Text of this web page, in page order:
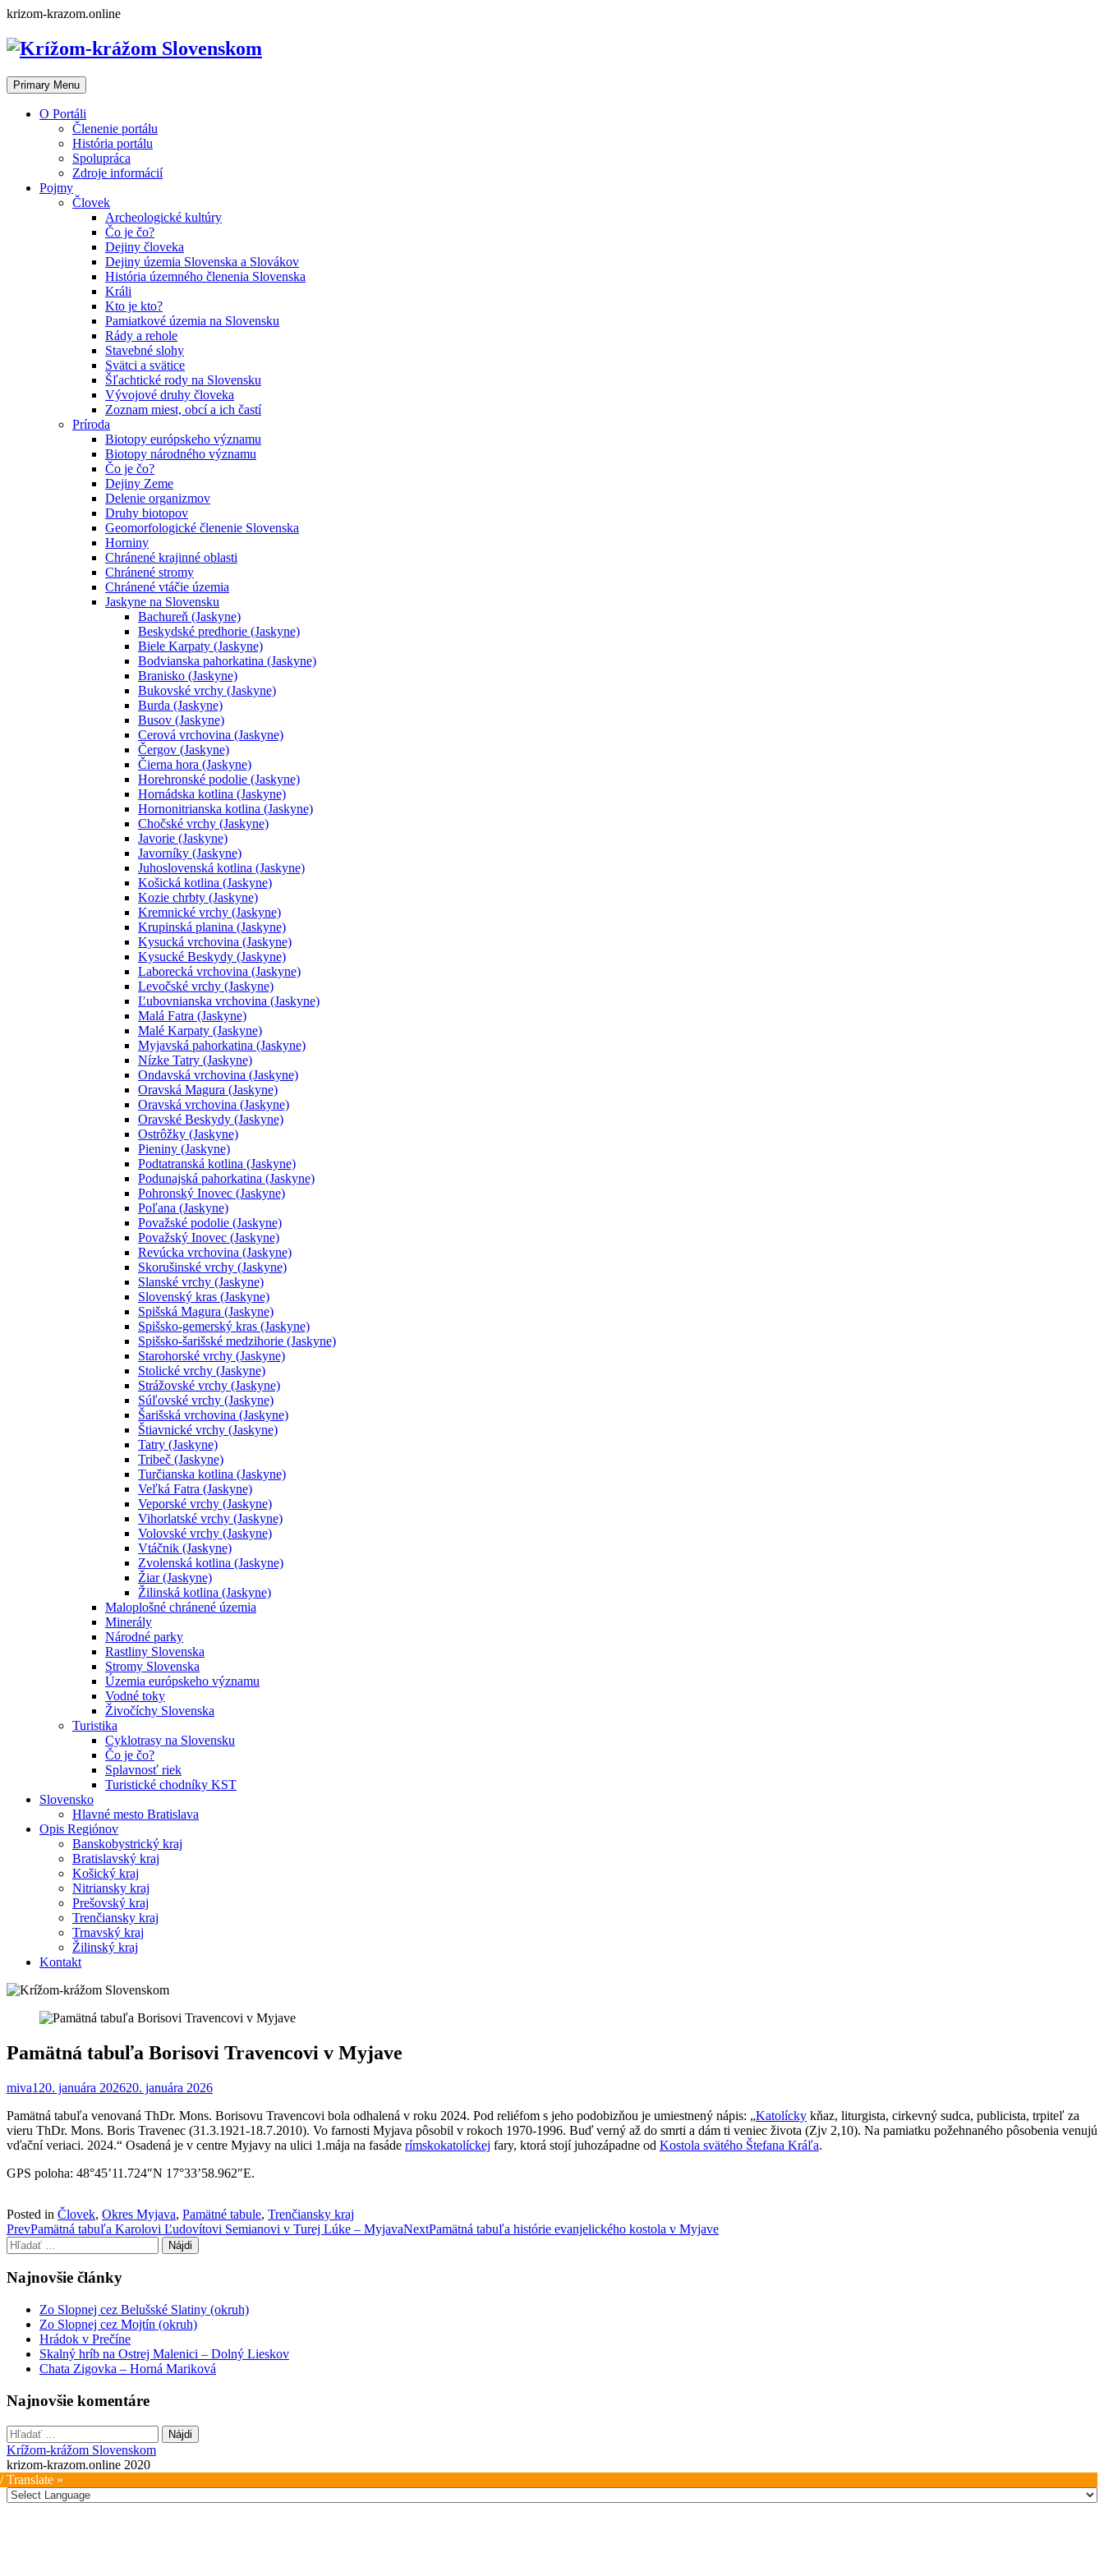
Skip
content
krizom-krazom.online
Primary Menu
O Portáli
Členenie portálu
História portálu
Spolupráca
Zdroje informácií
Pojmy
Človek
Archeologické kultúry
Čo je čo?
Dejiny človeka
Dejiny územia Slovenska a Slovákov
História územného členenia Slovenska
Králi
Kto je kto?
Pamiatkové územia na Slovensku
Rády a rehole
Stavebné slohy
Svätci a svätice
Šľachtické rody na Slovensku
Vývojové druhy človeka
Zoznam miest, obcí a ich častí
Príroda
Biotopy európskeho významu
Biotopy národného významu
Čo je čo?
Dejiny Zeme
Delenie organizmov
Druhy biotopov
Geomorfologické členenie Slovenska
Horniny
Chránené krajinné oblasti
Chránené stromy
Chránené vtáčie územia
Jaskyne na Slovensku
Bachureň (Jaskyne)
Beskydské predhorie (Jaskyne)
Biele Karpaty (Jaskyne)
Bodvianska pahorkatina (Jaskyne)
Branisko (Jaskyne)
Bukovské vrchy (Jaskyne)
Burda (Jaskyne)
Busov (Jaskyne)
Cerová vrchovina (Jaskyne)
Čergov (Jaskyne)
Čierna hora (Jaskyne)
Horehronské podolie (Jaskyne)
Hornádska kotlina (Jaskyne)
Hornonitrianska kotlina (Jaskyne)
Chočské vrchy (Jaskyne)
Javorie (Jaskyne)
Javorníky (Jaskyne)
Juhoslovenská kotlina (Jaskyne)
Košická kotlina (Jaskyne)
Kozie chrbty (Jaskyne)
Kremnické vrchy (Jaskyne)
Krupinská planina (Jaskyne)
Kysucká vrchovina (Jaskyne)
Kysucké Beskydy (Jaskyne)
Laborecká vrchovina (Jaskyne)
Levočské vrchy (Jaskyne)
Ľubovnianska vrchovina (Jaskyne)
Malá Fatra (Jaskyne)
Malé Karpaty (Jaskyne)
Myjavská pahorkatina (Jaskyne)
Nízke Tatry (Jaskyne)
Ondavská vrchovina (Jaskyne)
Oravská Magura (Jaskyne)
Oravská vrchovina (Jaskyne)
Oravské Beskydy (Jaskyne)
Ostrôžky (Jaskyne)
Pieniny (Jaskyne)
Podtatranská kotlina (Jaskyne)
Podunajská pahorkatina (Jaskyne)
Pohronský Inovec (Jaskyne)
Poľana (Jaskyne)
Považské podolie (Jaskyne)
Považský Inovec (Jaskyne)
Revúcka vrchovina (Jaskyne)
Skorušinské vrchy (Jaskyne)
Slanské vrchy (Jaskyne)
Slovenský kras (Jaskyne)
Spišská Magura (Jaskyne)
Spišsko-gemerský kras (Jaskyne)
Spišsko-šarišské medzihorie (Jaskyne)
Starohorské vrchy (Jaskyne)
Stolické vrchy (Jaskyne)
Strážovské vrchy (Jaskyne)
Súľovské vrchy (Jaskyne)
Šarišská vrchovina (Jaskyne)
Štiavnické vrchy (Jaskyne)
Tatry (Jaskyne)
Tribeč (Jaskyne)
Turčianska kotlina (Jaskyne)
Veľká Fatra (Jaskyne)
Veporské vrchy (Jaskyne)
Vihorlatské vrchy (Jaskyne)
Volovské vrchy (Jaskyne)
Vtáčnik (Jaskyne)
Zvolenská kotlina (Jaskyne)
Žiar (Jaskyne)
Žilinská kotlina (Jaskyne)
Maloplošné chránené územia
Minerály
Národné parky
Rastliny Slovenska
Stromy Slovenska
Územia európskeho významu
Vodné toky
Živočíchy Slovenska
Turistika
Cyklotrasy na Slovensku
Čo je čo?
Splavnosť riek
Turistické chodníky KST
Slovensko
Hlavné mesto Bratislava
Opis Regiónov
Banskobystrický kraj
Bratislavský kraj
Košický kraj
Nitriansky kraj
Prešovský kraj
Trenčiansky kraj
Trnavský kraj
Žilinský kraj
Kontakt
Pamätná tabuľa Borisovi Travencovi v Myjave
miva1 20. januára 202620. januára 2026
Pamätná tabuľa venovaná ThDr. Mons. Borisovu Travencovi bola odhalená v roku 2024. Pod reliéfom s jeho podobizňou je umiestnený nápis: „Katolícky kňaz, liturgista, cirkevný sudca, publicista, trpiteľ za
vieru ThDr. Mons. Boris Travenec (31.3.1921-18.7.2010). Vo farnosti Myjava pôsobil v rokoch 1970-1996. Buď verný až do smrti a dám ti veniec života (Zjv 2,10). Na pamiatku požehnaného pôsobenia venujú
vďační veriaci. 2024.“ Osadená je v centre Myjavy na ulici 1.mája na fasáde rímskokatolíckej fary, ktorá stojí juhozápadne od Kostola svätého Štefana Kráľa.
GPS poloha: 48°45’11.724″N 17°33’58.962″E.
Posted in Človek, Okres Myjava, Pamätné tabule, Trenčiansky kraj
Post
navigation
PrevPamätná tabuľa Karolovi Ľudovítovi Semianovi v Turej Lúke – MyjavaNextPamätná tabuľa histórie evanjelického kostola v Myjave
Hľadať:
Najnovšie články
Zo Slopnej cez Belušské Slatiny (okruh)
Zo Slopnej cez Mojtín (okruh)
Hrádok v Prečíne
Skalný hríb na Ostrej Malenici – Dolný Lieskov
Chata Zigovka – Horná Mariková
Najnovšie komentáre
Hľadať:
Krížom-krážom Slovenskom
krizom-krazom.online 2020
Translate »